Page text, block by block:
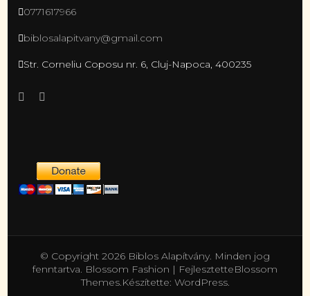
0771617966
biblosalapitvany@gmail.com
Str. Corneliu Coposu nr. 6, Cluj-Napoca, 400235
© Copyright 2026 Biblos Alapítvány. Minden jog
fenntartva. Blossom Fashion | FejlesztetteBlossom
Themes.Készítette: WordPress.